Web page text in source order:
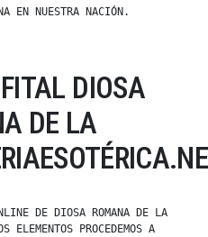
EN NUESTRA NACIÓN.
DIOSA
DE LA
DE DIOSA ROMANA DE LA
ELEMENTOS PROCEDEMOS A